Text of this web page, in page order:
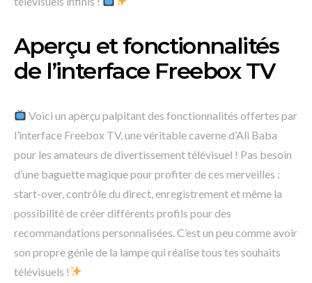
Aperçu et fonctionnalités
de l’interface Freebox TV
Voici un aperçu palpitant des fonctionnalités offertes par
l’interface Freebox TV, une véritable caverne d’Ali Baba
pour les amateurs de divertissement télévisuel ! Pas besoin
d’une baguette magique pour profiter de ces merveilles :
start-over, contrôle du direct, enregistrement et même la
possibilité de créer différents profils pour des
recommandations personnalisées. C’est un peu comme avoir
son propre génie de la lampe qui réalise tous tes souhaits
télévisuels !